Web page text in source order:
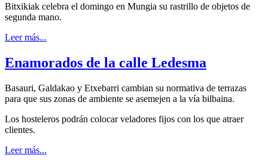
Bitxikiak celebra el domingo en Mungia su rastrillo de objetos de
segunda mano.
Leer más...
Enamorados de la calle Ledesma
Basauri, Galdakao y Etxebarri cambian su normativa de terrazas
para que sus zonas de ambiente se asemejen a la vía bilbaina.
Los hosteleros podrán colocar veladores fijos con los que atraer
clientes.
Leer más...